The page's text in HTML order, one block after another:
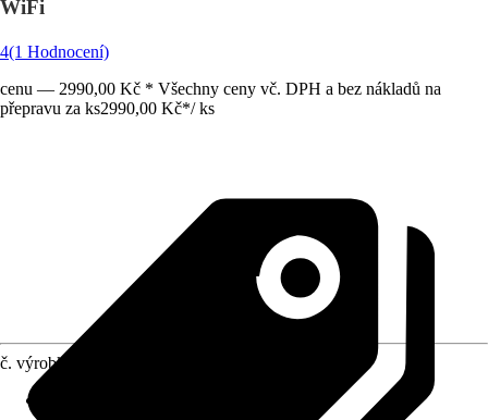
WiFi
4(1 Hodnocení)
cenu — 2990,00 Kč * Všechny ceny vč. DPH a bez nákladů na
přepravu za ks2990,00 Kč*/ ks
č. výrobku